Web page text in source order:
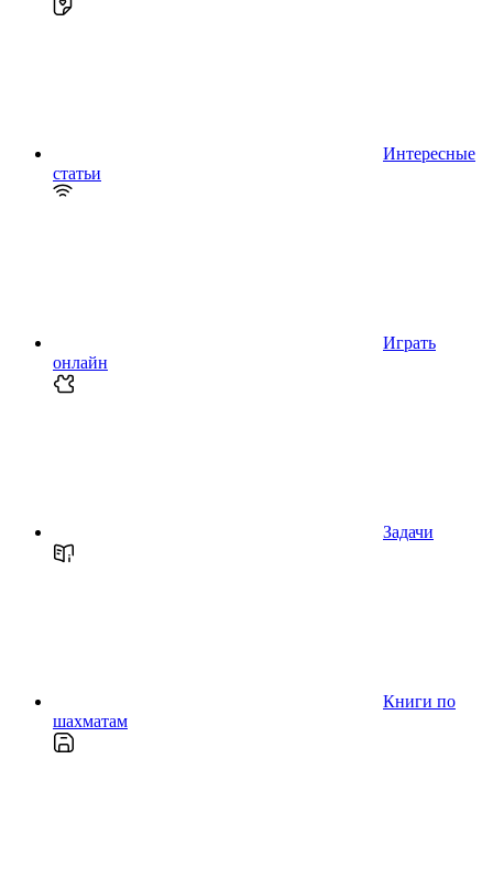
Интересные
статьи
Играть
онлайн
Задачи
Книги по
шахматам